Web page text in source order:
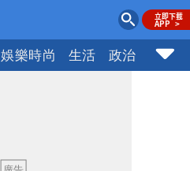
娛樂時尚 生活 政治 社會